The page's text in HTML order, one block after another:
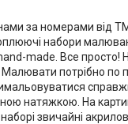
за номерами від
набори
made. Все
потрібно по
натяжкою. На
звичайні